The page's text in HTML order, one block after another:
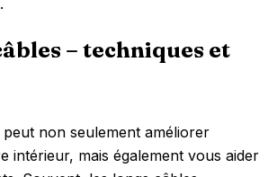
– techniques et
non seulement améliorer
intérieur, mais également vous aider